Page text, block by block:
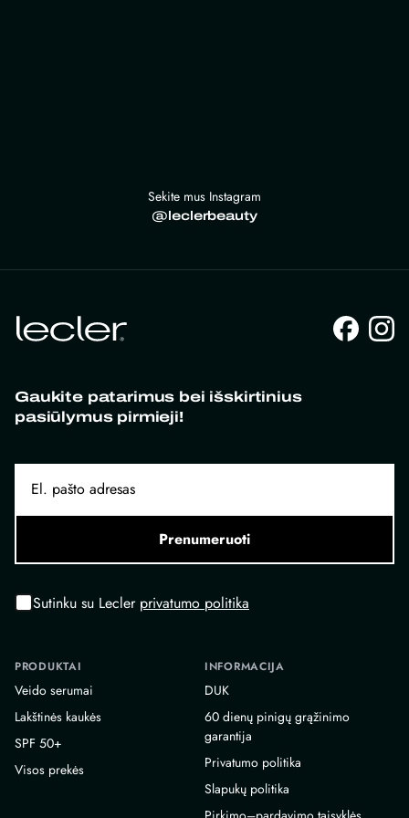
Sekite mus Instagram
@leclerbeauty
Gaukite patarimus bei išskirtinius
pasiūlymus pirmieji!
Prenumeruoti
Sutinku su Lecler privatumo politika
PRODUKTAI
Veido serumai
Lakštinės kaukės
SPF 50+
Visos prekės
INFORMACIJA
DUK
60 dienų pinigų grąžinimo
garantija
Privatumo politika
Slapukų politika